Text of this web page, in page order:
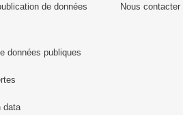
de données
données publiques
data
Nous contacter